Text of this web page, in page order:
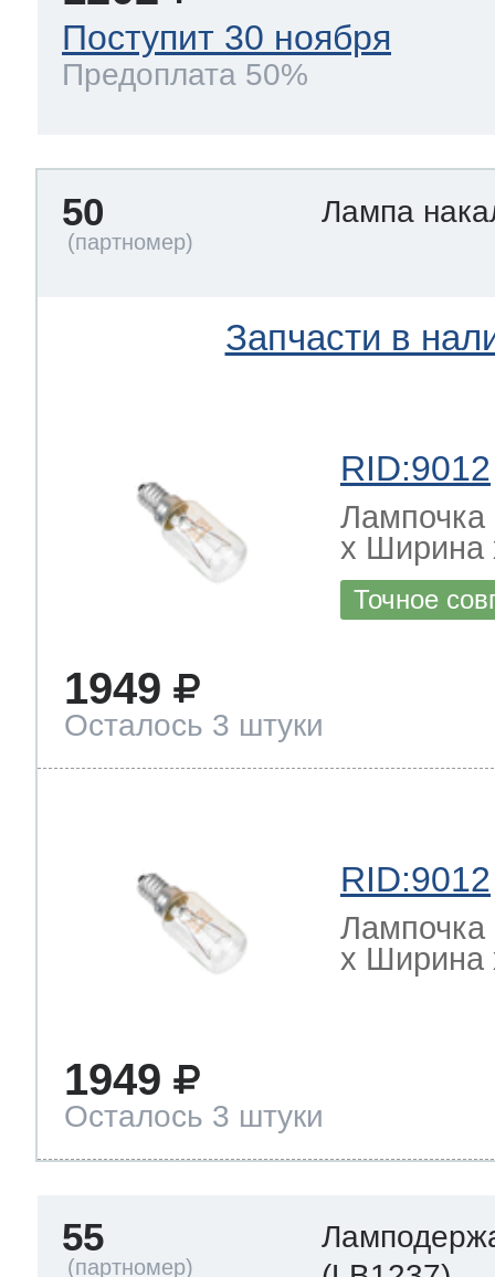
Поступит 30 ноября
Предоплата 50%
50 Лампа
Запчасти в
RID:9012
Лампочка
х Ширина
Точное
1949
Осталось 3 штуки
RID:9012
Лампочка
х Ширина
1949
Осталось 3 штуки
55